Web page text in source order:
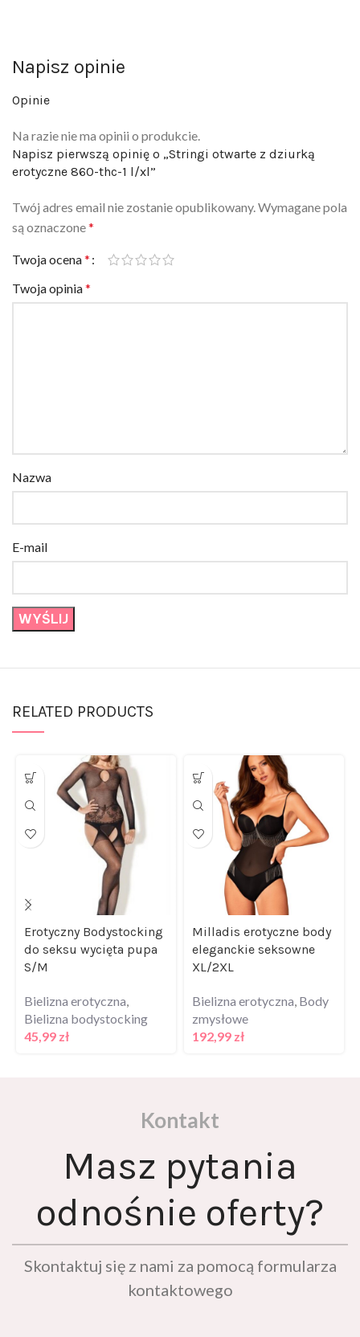
Napisz opinie
Opinie
Na razie nie ma opinii o produkcie.
Napisz pierwszą opinię o „Stringi otwarte z dziurką
erotyczne 860-thc-1 l/xl”
Twój adres email nie zostanie opublikowany.
Wymagane pola
są oznaczone *
Twoja ocena *
Twoja opinia *
Nazwa
E-mail
RELATED PRODUCTS
Erotyczny Bodystocking
do seksu wycięta pupa
S/M
Bielizna erotyczna
Bielizna bodystocking
45,99
zł
Milladis erotyczne body
eleganckie seksowne
XL/2XL
Bielizna erotyczna
Body
zmysłowe
192,99
zł
Kontakt
Masz pytania
odnośnie oferty?
Skontaktuj się z nami za pomocą formularza
kontaktowego